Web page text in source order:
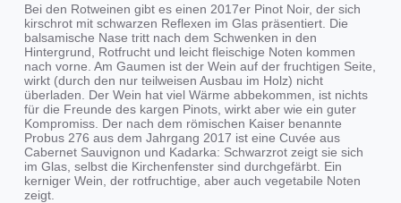
Bei den Rotweinen gibt es einen 2017er Pinot Noir, der sich
kirschrot mit schwarzen Reflexen im Glas präsentiert. Die
balsamische Nase tritt nach dem Schwenken in den
Hintergrund, Rotfrucht und leicht fleischige Noten kommen
nach vorne. Am Gaumen ist der Wein auf der fruchtigen Seite,
wirkt (durch den nur teilweisen Ausbau im Holz) nicht
überladen. Der Wein hat viel Wärme abbekommen, ist nichts
für die Freunde des kargen Pinots, wirkt aber wie ein guter
Kompromiss. Der nach dem römischen Kaiser benannte
Probus 276 aus dem Jahrgang 2017 ist eine Cuvée aus
Cabernet Sauvignon und Kadarka: Schwarzrot zeigt sie sich
im Glas, selbst die Kirchenfenster sind durchgefärbt. Ein
kerniger Wein, der rotfruchtige, aber auch vegetabile Noten
zeigt.